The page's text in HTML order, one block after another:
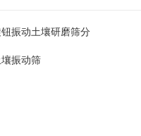
振动土壤研磨筛分
振动筛